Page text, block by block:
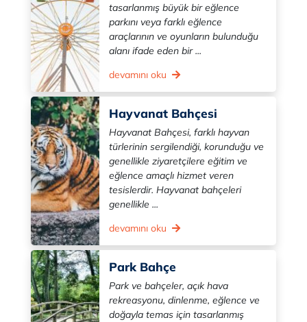
tasarlanmış büyük bir eğlence
parkını veya farklı eğlence
araçlarının ve oyunların bulunduğu
alanı ifade eden bir ...
devamını oku
Hayvanat Bahçesi
Hayvanat Bahçesi, farklı hayvan
türlerinin sergilendiği, korunduğu ve
genellikle ziyaretçilere eğitim ve
eğlence amaçlı hizmet veren
tesislerdir. Hayvanat bahçeleri
genellikle ...
devamını oku
Park Bahçe
Park ve bahçeler, açık hava
rekreasyonu, dinlenme, eğlence ve
doğayla temas için tasarlanmış